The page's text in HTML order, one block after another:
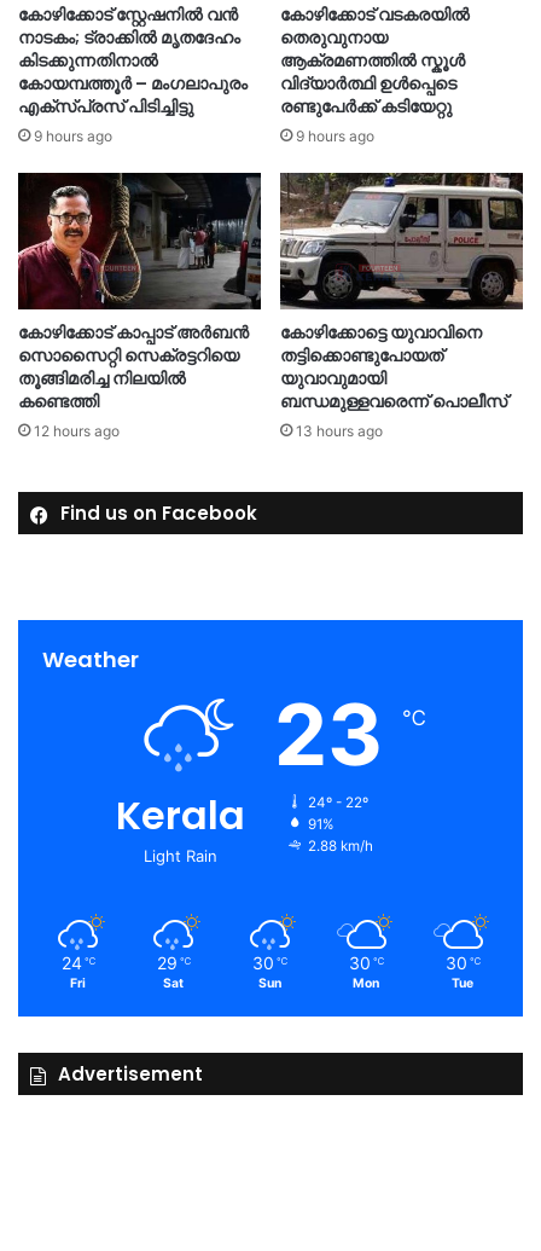
കോഴിക്കോട് സ്റ്റേഷനിൽ വൻ
നാടകം; ട്രാക്കിൽ മൃതദേഹം
കിടക്കുന്നതിനാൽ
കോയമ്പത്തൂർ – മംഗലാപുരം
എക്സ്പ്രസ് പിടിച്ചിട്ടു
9 hours ago
കോഴിക്കോട് വടകരയിൽ
തെരുവുനായ
ആക്രമണത്തിൽ സ്കൂൾ
വിദ്യാർത്ഥി ഉൾപ്പെടെ
രണ്ടുപേർക്ക് കടിയേറ്റു
9 hours ago
കോഴിക്കോട് കാപ്പാട് അര്‍ബന്‍
സൊസൈറ്റി സെക്രട്ടറിയെ
തൂങ്ങിമരിച്ച നിലയിൽ
കണ്ടെത്തി
12 hours ago
കോഴിക്കോട്ടെ യുവാവിനെ
തട്ടിക്കൊണ്ടുപോയത്
യുവാവുമായി
ബന്ധമുള്ളവരെന്ന് പൊലീസ്
13 hours ago
Find us on Facebook
Weather
Kerala
Light Rain
23 ℃
24º - 22º
91%
2.88 km/h
24 ℃
Fri
29 ℃
Sat
30 ℃
Sun
30 ℃
Mon
30 ℃
Tue
Advertisement